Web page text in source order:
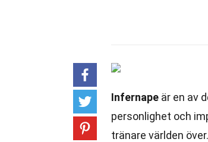
Infernape är en av
personlighet och
tränare världen